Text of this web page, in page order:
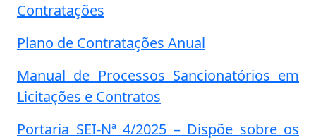
Contratações
Plano de Contratações Anual
Manual de Processos Sancionatórios em
Licitações e Contratos
Portaria SEI-Nª 4/2025 – Dispõe sobre os